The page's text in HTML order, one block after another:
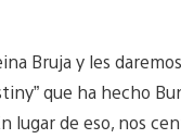
Bruja y les
que ha hecho
lugar de eso, nos